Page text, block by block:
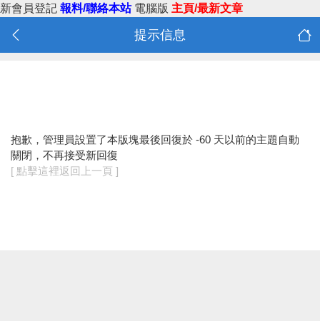
新會員登記 報料/聯絡本站 電腦版 主頁/最新文章
提示信息
抱歉，管理員設置了本版塊最後回復於 -60 天以前的主題自動
關閉，不再接受新回復
[ 點擊這裡返回上一頁 ]